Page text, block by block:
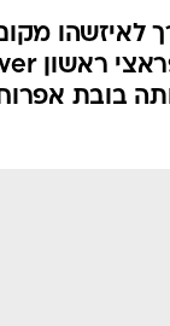
לאיזשהו
בובת